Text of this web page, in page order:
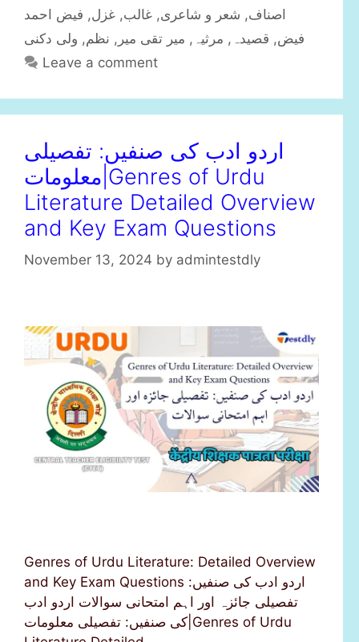
r
i
s
اصناف, شعر و شاعری, غالب, غزل, فیض احمد
فیض, قصیدہ , مرثیہ , میر تقی میر , نظم, ولی دکنی
Leave a comment
اردو ادب کی صنفیں: تفصیلی
معلومات|Genres of Urdu
Literature Detailed Overview
and Key Exam Questions
November 13, 2024 by admintestdly
Genres of Urdu Literature: Detailed Overview
and Key Exam Questions اردو ادب کی صنفیں:
تفصیلی جائزہ اور اہم امتحانی سوالات اردو ادب
کی صنفیں: تفصیلی معلومات|Genres of Urdu